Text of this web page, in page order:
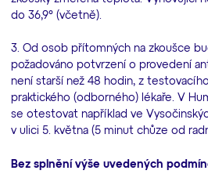
do 36,9° (včetně).
3. Od osob přítomných na zkoušce
požadováno potvrzení o provedení
není starší než 48 hodin, z
praktického (odborného) lékaře. V
se otestovat například ve
v ulici 5. května (5 minut chůze od
Bez splnění výše uvedených